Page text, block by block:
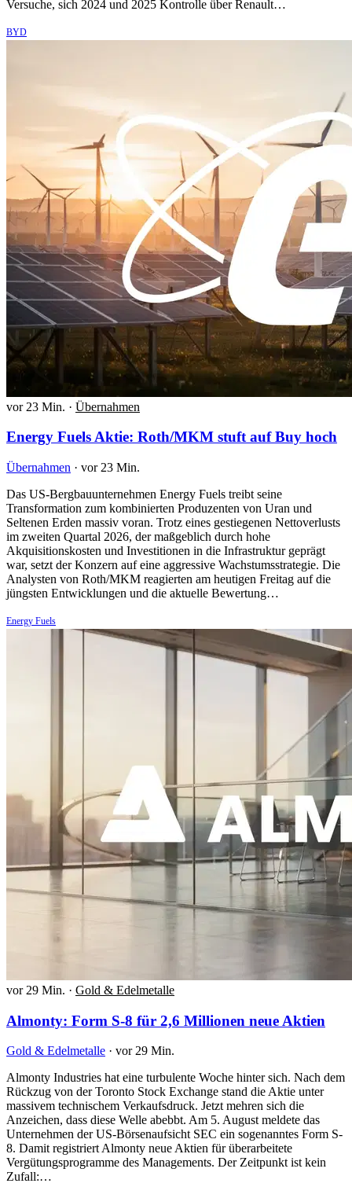
Versuche, sich 2024 und 2025 Kontrolle über Renault…
BYD
vor 23 Min. · Übernahmen
Energy Fuels Aktie: Roth/MKM stuft auf Buy hoch
Übernahmen · vor 23 Min.
Das US-Bergbauunternehmen Energy Fuels treibt seine
Transformation zum kombinierten Produzenten von Uran und
Seltenen Erden massiv voran. Trotz eines gestiegenen Nettoverlusts
im zweiten Quartal 2026, der maßgeblich durch hohe
Akquisitionskosten und Investitionen in die Infrastruktur geprägt
war, setzt der Konzern auf eine aggressive Wachstumsstrategie. Die
Analysten von Roth/MKM reagierten am heutigen Freitag auf die
jüngsten Entwicklungen und die aktuelle Bewertung…
Energy Fuels
vor 29 Min. · Gold & Edelmetalle
Almonty: Form S-8 für 2,6 Millionen neue Aktien
Gold & Edelmetalle · vor 29 Min.
Almonty Industries hat eine turbulente Woche hinter sich. Nach dem
Rückzug von der Toronto Stock Exchange stand die Aktie unter
massivem technischem Verkaufsdruck. Jetzt mehren sich die
Anzeichen, dass diese Welle abebbt. Am 5. August meldete das
Unternehmen der US-Börsenaufsicht SEC ein sogenanntes Form S-
8. Damit registriert Almonty neue Aktien für überarbeitete
Vergütungsprogramme des Managements. Der Zeitpunkt ist kein
Zufall:…